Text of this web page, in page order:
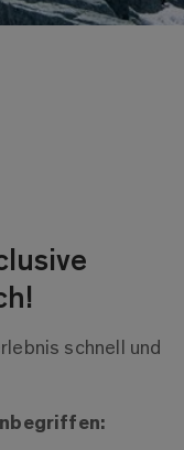
schnell und